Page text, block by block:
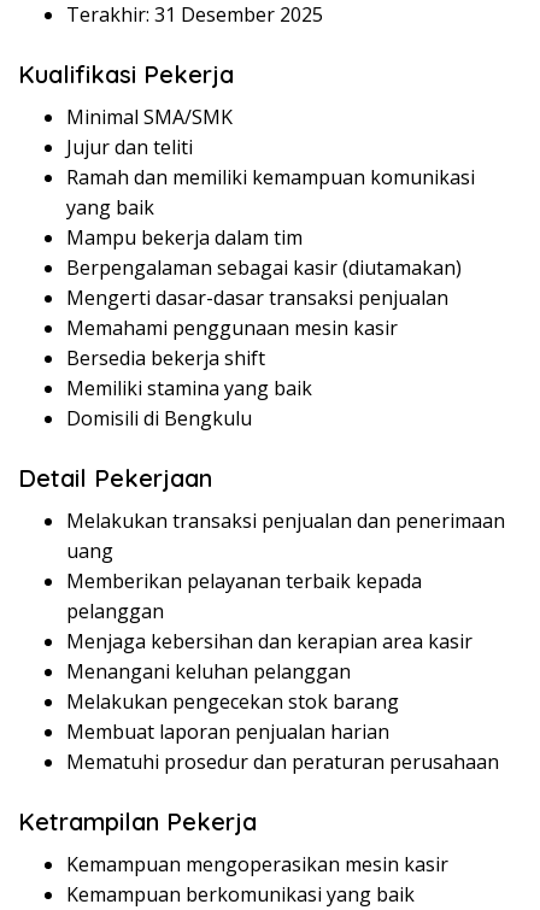
Terakhir: 31 Desember 2025
Kualifikasi Pekerja
Minimal SMA/SMK
Jujur dan teliti
Ramah dan memiliki kemampuan komunikasi
yang baik
Mampu bekerja dalam tim
Berpengalaman sebagai kasir (diutamakan)
Mengerti dasar-dasar transaksi penjualan
Memahami penggunaan mesin kasir
Bersedia bekerja shift
Memiliki stamina yang baik
Domisili di Bengkulu
Detail Pekerjaan
Melakukan transaksi penjualan dan penerimaan
uang
Memberikan pelayanan terbaik kepada
pelanggan
Menjaga kebersihan dan kerapian area kasir
Menangani keluhan pelanggan
Melakukan pengecekan stok barang
Membuat laporan penjualan harian
Mematuhi prosedur dan peraturan perusahaan
Ketrampilan Pekerja
Kemampuan mengoperasikan mesin kasir
Kemampuan berkomunikasi yang baik